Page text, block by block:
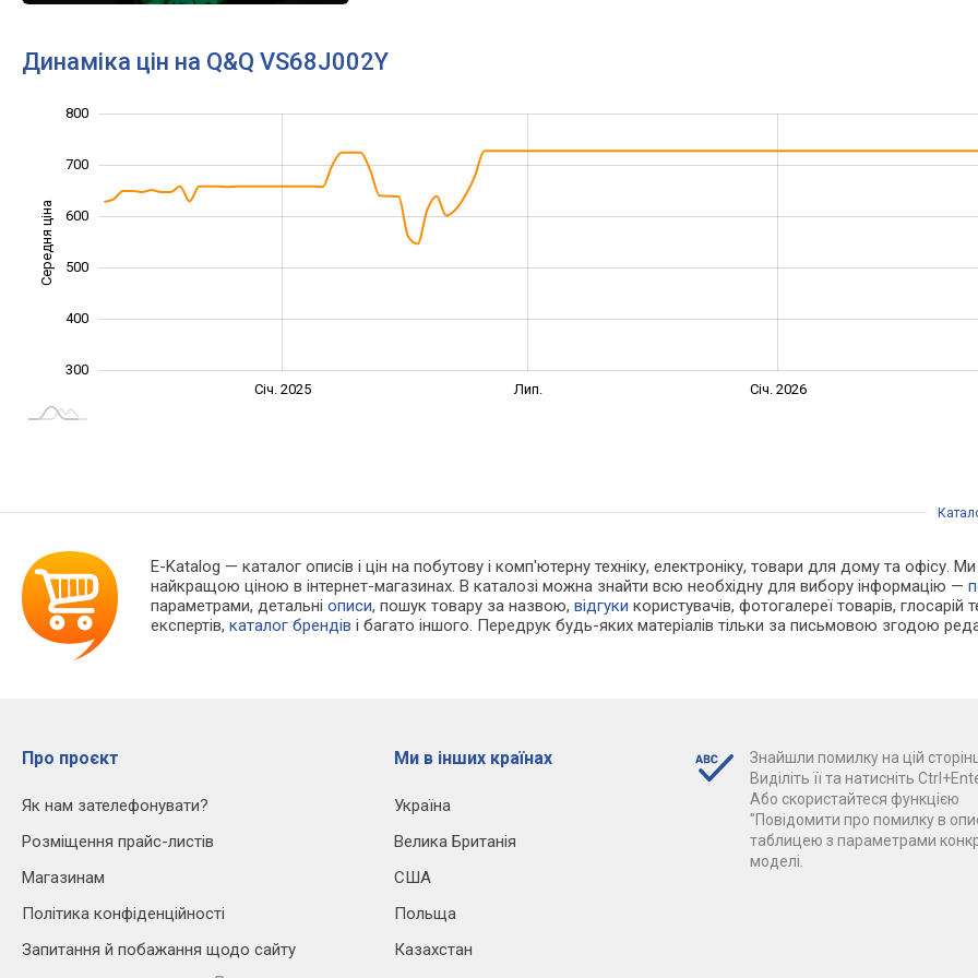
Динаміка цін на Q&Q VS68J002Y
Середня ціна
300
400
500
600
800
700
Січ. 2025 Лип. Січ. 2026
E-Katalog — каталог описів і цін на побутову і комп'ютерну техніку, електроніку, товари для дому та офісу.
найкращою ціною в інтернет-магазинах. В каталозі можна знайти всю необхідну для вибору інформацію —
параметрами, детальніописи, пошук товару за назвою,відгуки користувачів, фотогалереї товарів, глосарій
експертів,каталог брендів і багато іншого. Передрук будь-яких матеріалів тільки за письмовою згодою
Про проєкт
Як нам зателефонувати?
Розміщення прайс-листів
Магазинам
Політика конфіденційності
Запитання й побажання щодо сайту
Ми в інших країнах
Україна
Велика Британія
США
Польща
Казахстан
Знайшли помилку на цій
Виділіть її та натисніть
Або скористайтеся функцією
"Повідомити про помилку в
таблицею з параметрами
моделі.